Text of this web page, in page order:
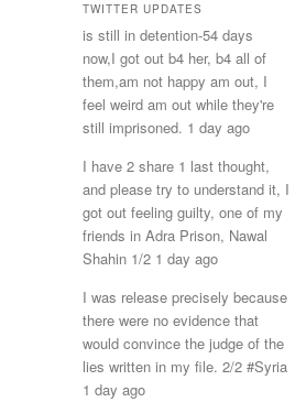
TWITTER UPDATES
is still in detention-54 days
now,I got out b4 her, b4 all of
them,am not happy am out, I
feel weird am out while they're
still imprisoned. 1 day ago
I have 2 share 1 last thought,
and please try to understand it, I
got out feeling guilty, one of my
friends in Adra Prison, Nawal
Shahin 1/2 1 day ago
I was release precisely because
there were no evidence that
would convince the judge of the
lies written in my file. 2/2 #Syria
1 day ago